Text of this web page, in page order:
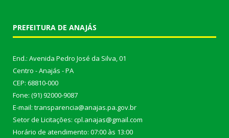
PREFEITURA DE ANAJÁS
End.: Avenida Pedro José da Silva, 01
Centro - Anajás - PA
CEP: 68810-000
Fone: (91) 92000-9087
E-mail: transparencia@anajas.pa.gov.br
Setor de Licitações: cpl.anajas@gmail.com
Horário de atendimento: 07:00 às 13:00